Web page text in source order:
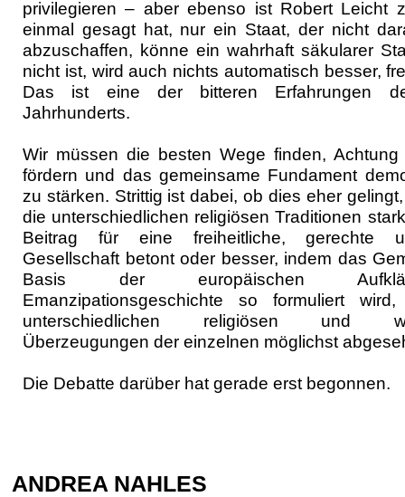
privilegieren – aber ebenso ist Robert Leicht
einmal gesagt hat, nur ein Staat, der nicht
abzuschaffen, könne ein wahrhaft säkularer
nicht ist, wird auch nichts automatisch besser,
Das ist eine der bitteren Erfahrungen
Jahrhunderts.
Wir müssen die besten Wege finden,
fördern und das gemeinsame Fundament
zu stärken. Strittig ist dabei, ob dies eher
die unterschiedlichen religiösen Traditionen
Beitrag für eine freiheitliche, gerechte
Gesellschaft betont oder besser, indem das
Basis der europäischen
Emanzipationsgeschichte so formuliert
unterschiedlichen religiösen und
Überzeugungen der einzelnen möglichst
Die Debatte darüber hat gerade erst begonnen.
ANDREA NAHLES